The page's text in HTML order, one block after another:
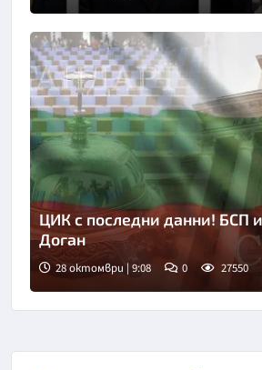
ЦИК с последни данни! БСП
Доган
28 октомври | 9:08 0 27550